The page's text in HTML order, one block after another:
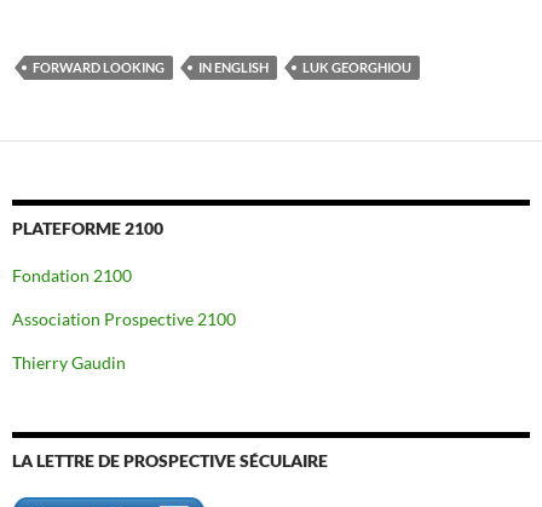
FORWARD LOOKING IN ENGLISH LUK GEORGHIOU
PLATEFORME 2100
Fondation 2100
Association Prospective 2100
Thierry Gaudin
LA LETTRE DE PROSPECTIVE SÉCULAIRE